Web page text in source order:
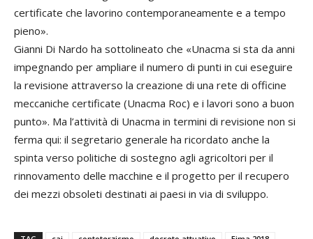
certificate che lavorino contemporaneamente e a tempo
pieno».
Gianni Di Nardo ha sottolineato che «Unacma si sta da anni
impegnando per ampliare il numero di punti in cui eseguire
la revisione attraverso la creazione di una rete di officine
meccaniche certificate (Unacma Roc) e i lavori sono a buon
punto». Ma l’attività di Unacma in termini di revisione non si
ferma qui: il segretario generale ha ricordato anche la
spinta verso politiche di sostegno agli agricoltori per il
rinnovamento delle macchine e il progetto per il recupero
dei mezzi obsoleti destinati ai paesi in via di sviluppo.